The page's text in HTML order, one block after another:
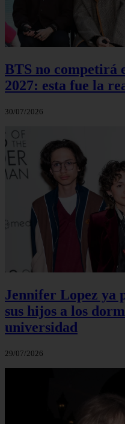
BTS no competirá
2027: esta fue la
30/07/2026
Jennifer Lopez ya
sus hijos a los
universidad
29/07/2026